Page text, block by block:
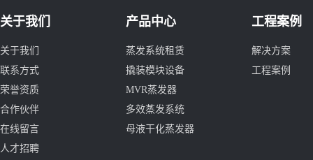
关于我们
关于我们
联系方式
荣誉资质
合作伙伴
在线留言
人才招聘
产品中心
蒸发系统租赁
撬装模块设备
MVR蒸发器
多效蒸发系统
母液干化蒸发器
工程案例
解决方案
工程案例